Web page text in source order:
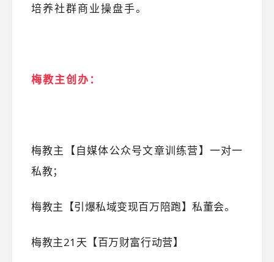
培养社群商业操盘手。
梅教主创办 ：
梅教主【自媒体公众号文章训练营】一对一
私教；
梅教主【引爆私域变现百万陪跑】私董会。
梅教主21天【百万财富行动营】